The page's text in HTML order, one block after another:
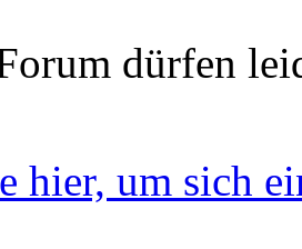
dürfen
hier, um sich